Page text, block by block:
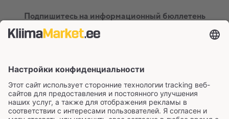
Подпишитесь на информационный бюллетень
Сертификаты и способы оплаты